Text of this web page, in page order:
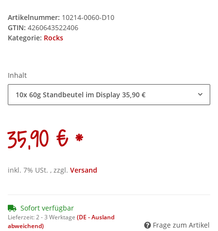
Artikelnummer: 10214-0060-D10
GTIN: 4260643522406
Kategorie: Rocks
Inhalt
10x 60g Standbeutel im Display 35,90 €
35,90 €*
inkl. 7% USt. , zzgl. Versand
Sofort verfügbar
Lieferzeit:2 - 3 Werktage (DE - Ausland
abweichend)
Frage zum Artikel